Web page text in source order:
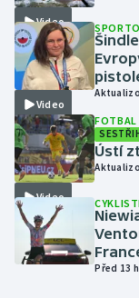
Lyže a snowboard
Moderní pětiboj
Motorsport
Olympijské hry
Parasport
Plavání
Plážový volejbal
Video
Video
Video
FOTBAL
Ústí
Před 13